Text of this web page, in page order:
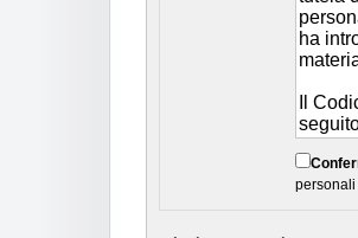
personali